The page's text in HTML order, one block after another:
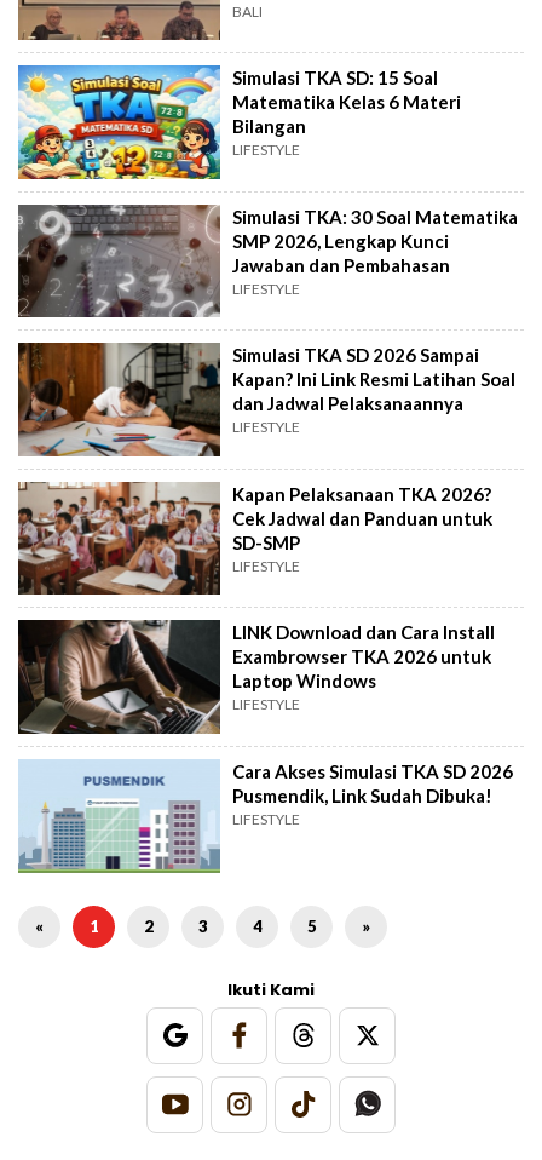
BALI
Simulasi TKA SD: 15 Soal
Matematika Kelas 6 Materi
Bilangan
LIFESTYLE
Simulasi TKA: 30 Soal Matematika
SMP 2026, Lengkap Kunci
Jawaban dan Pembahasan
LIFESTYLE
Simulasi TKA SD 2026 Sampai
Kapan? Ini Link Resmi Latihan Soal
dan Jadwal Pelaksanaannya
LIFESTYLE
Kapan Pelaksanaan TKA 2026?
Cek Jadwal dan Panduan untuk
SD-SMP
LIFESTYLE
LINK Download dan Cara Install
Exambrowser TKA 2026 untuk
Laptop Windows
LIFESTYLE
Cara Akses Simulasi TKA SD 2026
Pusmendik, Link Sudah Dibuka!
LIFESTYLE
« 1 2 3 4 5 »
Ikuti Kami